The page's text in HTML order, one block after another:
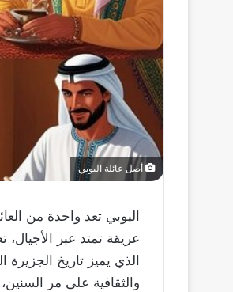
أصل عائلة اليوبي
اليوبي تعد واحدة من
عريقة تمتد عبر الأجيال،
الذي يميز تاريخ الجزيرة
والثقافية على مر